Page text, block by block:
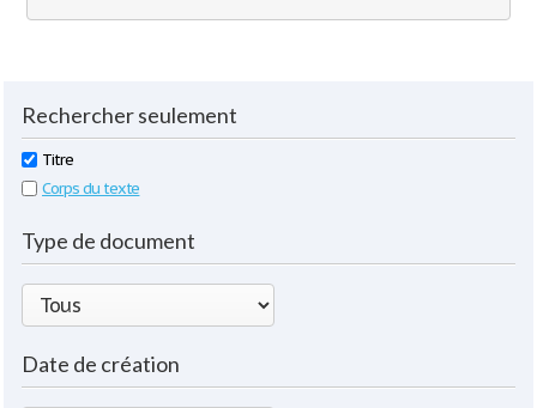
Rechercher seulement
Titre
Corps du texte
Type de document
Date de création